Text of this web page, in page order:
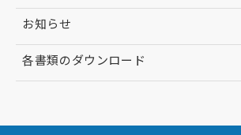
お知らせ
各書類のダウンロード